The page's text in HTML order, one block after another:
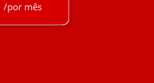
/por mês